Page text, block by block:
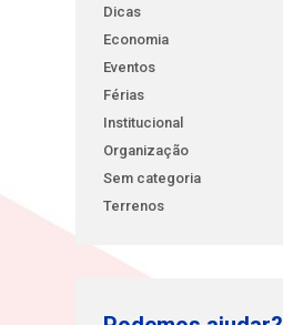
Dicas
Economia
Eventos
Férias
Institucional
Organização
Sem categoria
Terrenos